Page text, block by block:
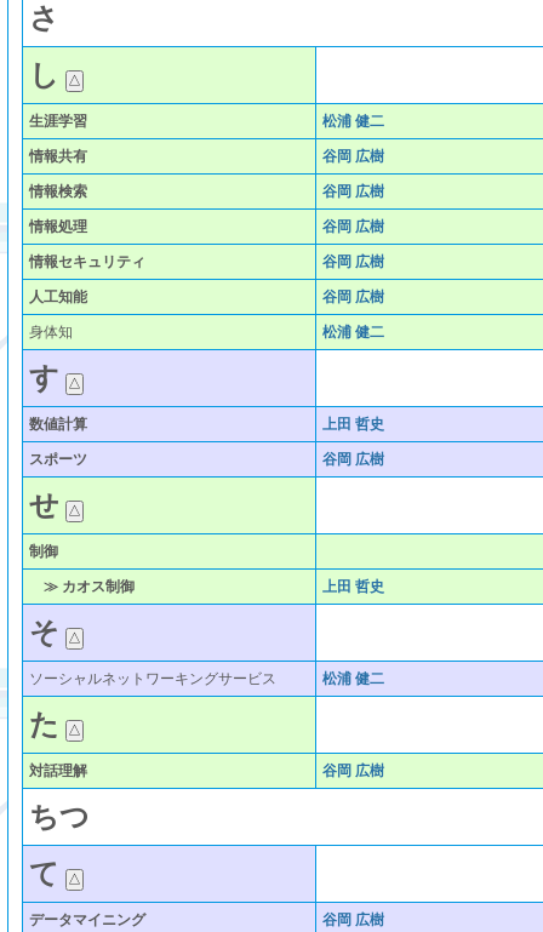
さ
し
生涯学習 松浦 健二
情報共有 谷岡 広樹
情報検索 谷岡 広樹
情報処理 谷岡 広樹
情報セキュリティ 谷岡 広樹
人工知能 谷岡 広樹
身体知 松浦 健二
す
数値計算 上田 哲史
スポーツ 谷岡 広樹
せ
制御
≫ カオス制御 上田 哲史
そ
ソーシャルネットワーキングサービス 松浦 健二
た
対話理解 谷岡 広樹
ちつ
て
データマイニング 谷岡 広樹